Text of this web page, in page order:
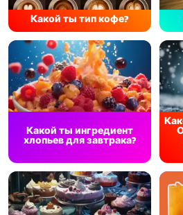
Какой ты тип кофе?
Какой ты ингредиент
хлопьев для завтрака?